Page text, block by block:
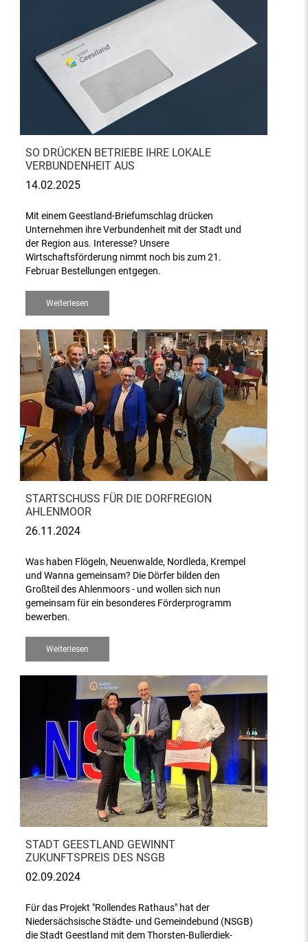
SO DRÜCKEN BETRIEBE IHRE LOKALE
VERBUNDENHEIT AUS
14.02.2025
Mit einem Geestland-Briefumschlag drücken
Unternehmen ihre Verbundenheit mit der Stadt und
der Region aus. Interesse? Unsere
Wirtschaftsförderung nimmt noch bis zum 21.
Februar Bestellungen entgegen.
Weiterlesen
STARTSCHUSS FÜR DIE DORFREGION
AHLENMOOR
26.11.2024
Was haben Flögeln, Neuenwalde, Nordleda, Krempel
und Wanna gemeinsam? Die Dörfer bilden den
Großteil des Ahlenmoors - und wollen sich nun
gemeinsam für ein besonderes Förderprogramm
bewerben.
Weiterlesen
STADT GEESTLAND GEWINNT
ZUKUNFTSPREIS DES NSGB
02.09.2024
Für das Projekt "Rollendes Rathaus" hat der
Niedersächsische Städte- und Gemeindebund (NSGB)
die Stadt Geestland mit dem Thorsten-Bullerdiek-